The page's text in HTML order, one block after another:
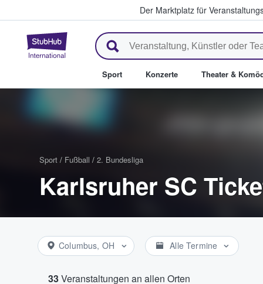
Der Marktplatz für
StubHub - Wo Fans Tickets
Sport Konzerte Theater &
Sport / Fußball / 2. Bundesliga
Karlsruher SC
Columbus, OH Alle Termine
33Veranstaltungen an allen Orten